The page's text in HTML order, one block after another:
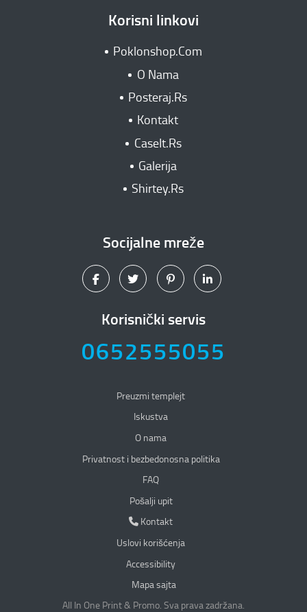
Korisni linkovi
Poklonshop.Com
O Nama
Posteraj.Rs
Kontakt
CaseIt.Rs
Galerija
Shirtey.Rs
Socijalne mreže
Korisnički servis
0652555055
Preuzmi templejt
Iskustva
O nama
Privatnost i bezbedonosna politika
Privatnost i bezbedonosna politika
FAQ
Pošalji upit
Kontakt
Kontakt
Uslovi korišćenja
Accessibility
Mapa sajta
All In One Print & Promo. Sva prava zadržana.